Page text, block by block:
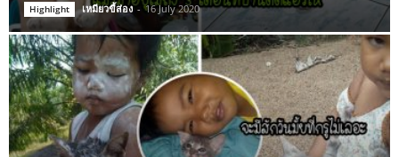
Highlight เหมียวขี้ส่อง - 16 July 2020